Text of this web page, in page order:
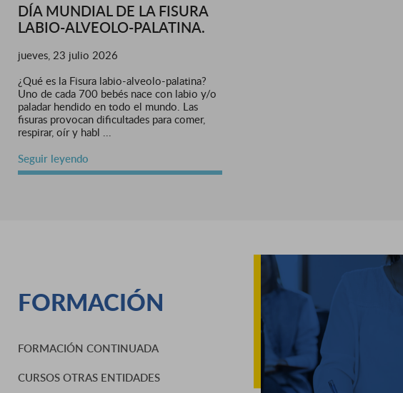
DÍA MUNDIAL DE LA FISURA
LABIO-ALVEOLO-PALATINA.
jueves, 23 julio 2026
¿Qué es la Fisura labio-alveolo-palatina?
Uno de cada 700 bebés nace con labio y/o
paladar hendido en todo el mundo. Las
fisuras provocan dificultades para comer,
respirar, oír y habl ...
Seguir leyendo
FORMACIÓN
FORMACIÓN CONTINUADA
CURSOS OTRAS ENTIDADES